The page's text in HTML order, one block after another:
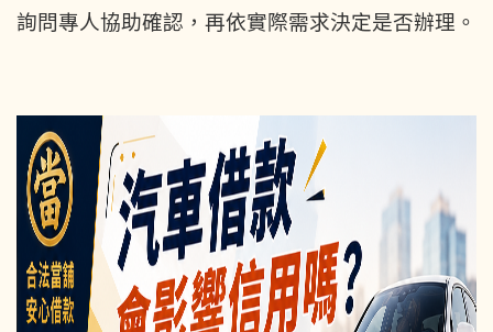
詢問專人協助確認，再依實際需求決定是否辦理。